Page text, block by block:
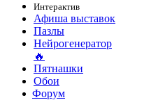
Интерактив
Афиша выставок
Пазлы
Нейрогенератор
🔥
Пятнашки
Обои
Форум